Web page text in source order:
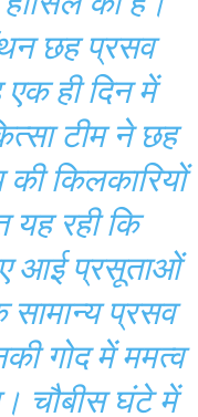
छह प्रसव
ही दिन में
टीम ने छह
किलकारियों
यह रही कि
आई प्रसूताओं
सामान्य प्रसव
गोद में ममत्व
चौबीस घंटे में